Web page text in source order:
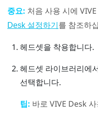
중요: 처음 사용 시에
Desk 설정하기 를 참조하
헤드셋을 착용합니다.
헤드셋 라이브러리에
선택합니다.
팁: 바로 VIVE Desk